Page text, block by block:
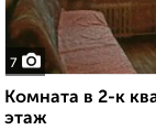
7
Комната в 2-к
этаж